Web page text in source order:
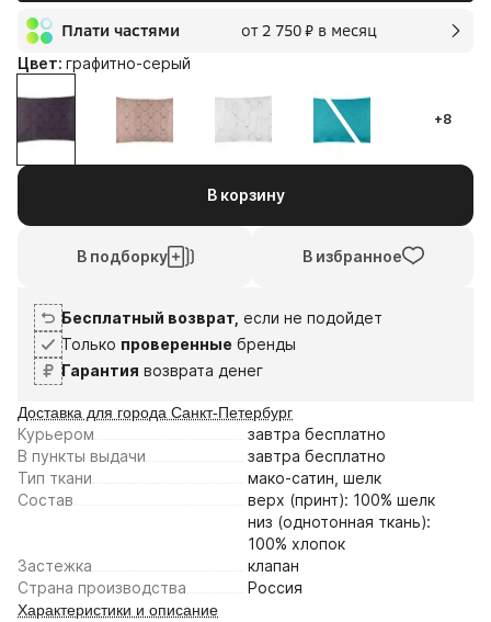
Плати частями от 2 750⁠ ⁠₽ в месяц
2 мес.
2 750⁠ ⁠₽
без переплат и комиссии
Цвет: графитно-серый
+8
В корзину
В подборку В избранное
Бесплатный возврат, если не подойдет
Только проверенные бренды
Гарантия возврата денег
Доставка для города Санкт-Петербург
Курьером завтра бесплатно
В пункты выдачи
завтра бесплатно
Тип ткани
мако-сатин, шелк
Состав
верх (принт): 100% шелк
низ (однотонная ткань):
100% хлопок
Застежка
клапан
Страна производства
Россия
Характеристики и описание